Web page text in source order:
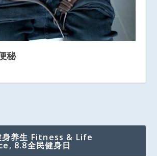
秘
身养生 Fitness & Life
8.8全民健身日